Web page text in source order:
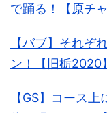
で踊る！【原チャ
【バブ】それぞ
ン！【旧栃2020】
【GS】コース